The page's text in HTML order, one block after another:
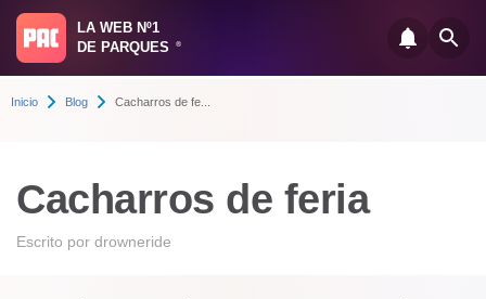
LA WEB Nº1
DE PARQUES
®
Inicio Blog Cacharros de fe...
Cacharros de feria
Escrito por drowneride